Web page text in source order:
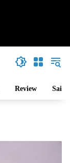
Review Sains